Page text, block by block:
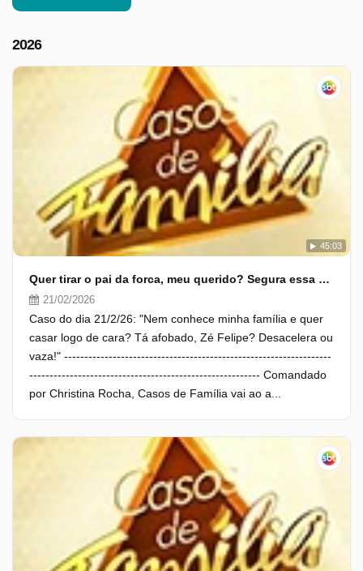
2026
45:03
Quer tirar o pai da forca, meu querido? Segura essa onda que a noiva sou eu
21/02/2026
Caso do dia 21/2/26: "Nem conhece minha família e quer
casar logo de cara? Tá afobado, Zé Felipe? Desacelera ou
vaza!" ------------------------------------------------------------------
--------------------------------------------------------- Comandado
por Christina Rocha, Casos de Família vai ao a...